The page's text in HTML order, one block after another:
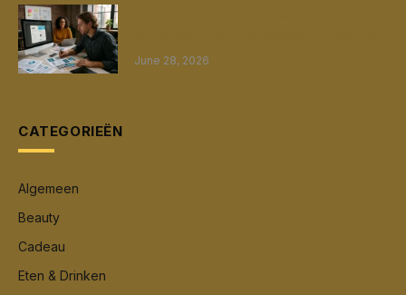
June 28, 2026
CATEGORIEËN
Algemeen
Beauty
Cadeau
Eten & Drinken